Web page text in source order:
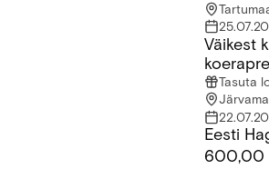
Väikest kasvu segavereline
Väikest
kodu
Tasuta
Eesti
600,00